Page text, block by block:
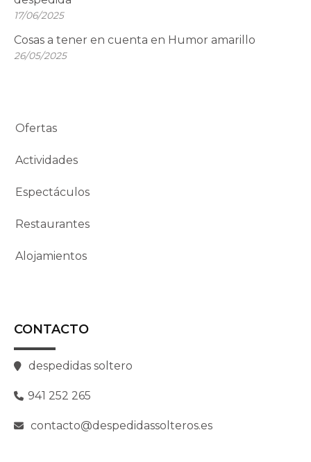
17/06/2025
Cosas a tener en cuenta en Humor amarillo
26/05/2025
Ofertas
Actividades
Espectáculos
Restaurantes
Alojamientos
CONTACTO
despedidas soltero
941 252 265
contacto@despedidassolteros.es